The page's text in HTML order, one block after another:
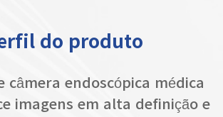
do produto
câmera endoscópica médica
imagens em alta definição e